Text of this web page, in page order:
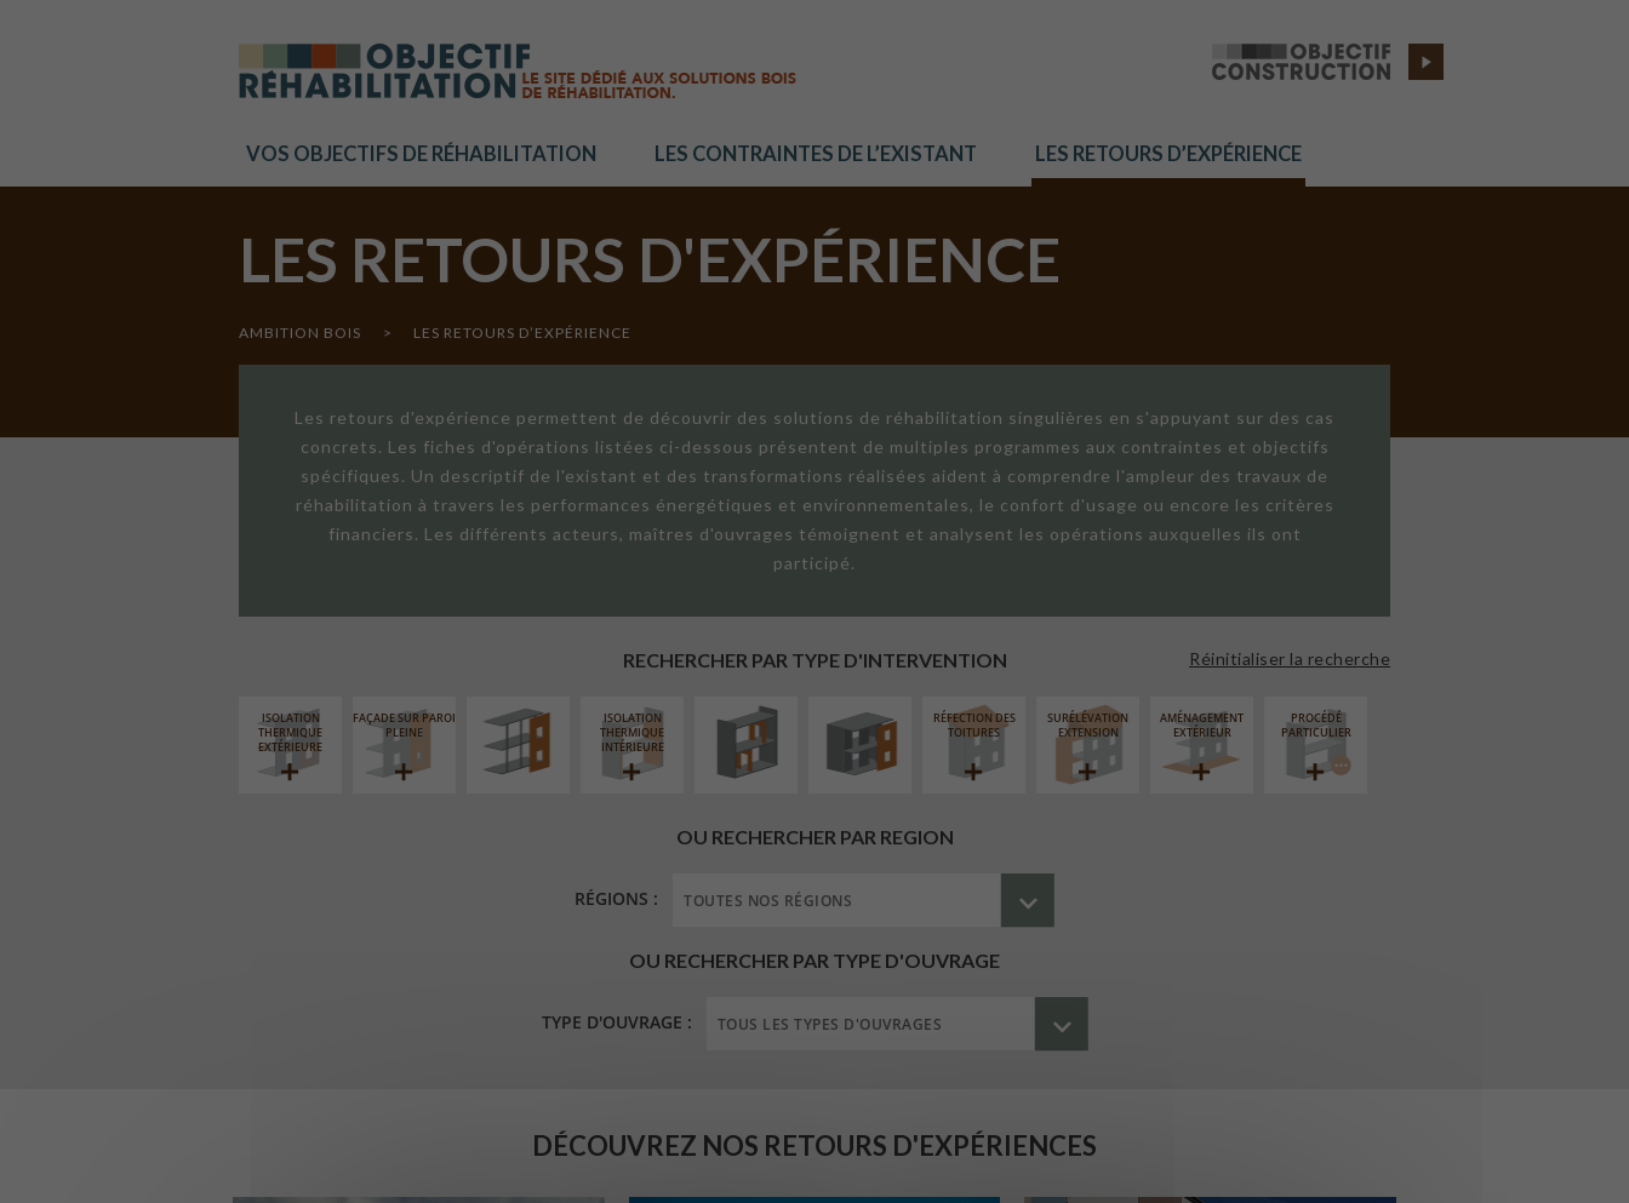
VOS OBJECTIFS DE RÉHABILITATION LES CONTRAINTES DE L’EXISTANT LES RETOURS D’EXPÉRIENCE
LES RETOURS D'EXPÉRIENCE
AMBITION BOIS > LES RETOURS D’EXPÉRIENCE
Les retours d'expérience permettent de découvrir des solutions de réhabilitation singulières en s'appuyant sur des cas
concrets. Les fiches d'opérations listées ci-dessous présentent de multiples programmes aux contraintes et objectifs
spécifiques. Un descriptif de l'existant et des transformations réalisées aident à comprendre l'ampleur des travaux de
réhabilitation à travers les performances énergétiques et environnementales, le confort d'usage ou encore les critères
financiers. Les différents acteurs, maîtres d'ouvrages témoignent et analysent les opérations auxquelles ils ont
participé.
RECHERCHER PAR TYPE D'INTERVENTION Réinitialiser la recherche
ISOLATION
THERMIQUE
EXTÉRIEURE
FAÇADE SUR PAROI
PLEINE
ISOLATION
THERMIQUE
INTÉRIEURE
RÉFECTION DES
TOITURES
SURÉLÉVATION
EXTENSION
AMÉNAGEMENT
EXTÉRIEUR
PROCÉDÉ
PARTICULIER
OU RECHERCHER PAR REGION
RÉGIONS :
OU RECHERCHER PAR TYPE D'OUVRAGE
TYPE D'OUVRAGE :
DÉCOUVREZ NOS RETOURS D'EXPÉRIENCES